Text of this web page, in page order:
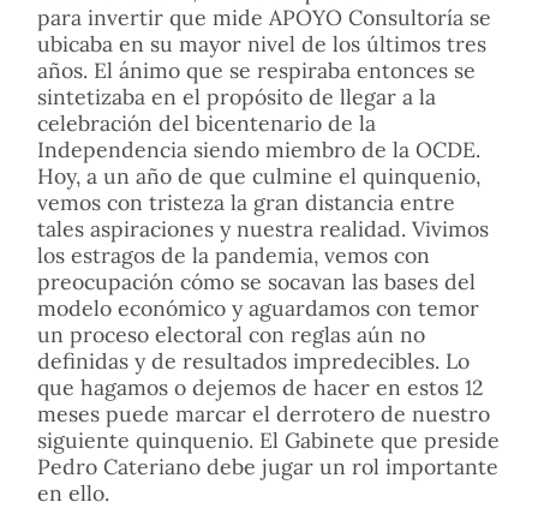
para invertir que mide APOYO Consultoría se
ubicaba en su mayor nivel de los últimos tres
años. El ánimo que se respiraba entonces se
sintetizaba en el propósito de llegar a la
celebración del bicentenario de la
Independencia siendo miembro de la OCDE.
Hoy, a un año de que culmine el quinquenio,
vemos con tristeza la gran distancia entre
tales aspiraciones y nuestra realidad. Vivimos
los estragos de la pandemia, vemos con
preocupación cómo se socavan las bases del
modelo económico y aguardamos con temor
un proceso electoral con reglas aún no
definidas y de resultados impredecibles. Lo
que hagamos o dejemos de hacer en estos 12
meses puede marcar el derrotero de nuestro
siguiente quinquenio. El Gabinete que preside
Pedro Cateriano debe jugar un rol importante
en ello.